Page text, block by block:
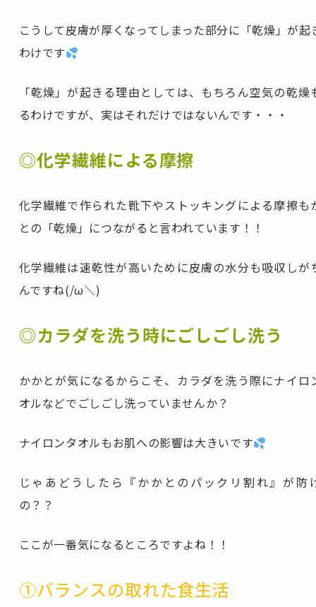
こうして皮膚が厚くなってしまった部分に「乾燥」が起
わけです
「乾燥」が起きる理由としては、もちろん空気の乾燥
るわけですが、実はそれだけではないんです・・・
◎化学繊維による摩擦
化学繊維で作られた靴下やストッキングによる摩擦も
との「乾燥」につながると言われています！！
化学繊維は速乾性が高いために皮膚の水分も吸収しが
んですね(/ω＼)
◎カラダを洗う時にごしごし洗う
かかとが気になるからこそ、カラダを洗う際にナイロ
オルなどでごしごし洗っていませんか？
ナイロンタオルもお肌への影響は大きいです
じゃあどうしたら『かかとのパックリ割れ』が防
の？？
ここが一番気になるところですよね！！
①バランスの取れた食生活